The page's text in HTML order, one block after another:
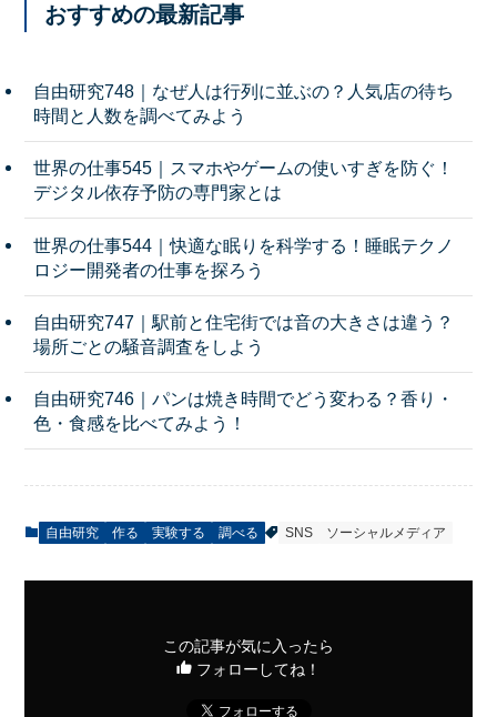
おすすめの最新記事
自由研究748｜なぜ人は行列に並ぶの？人気店の待ち
時間と人数を調べてみよう
世界の仕事545｜スマホやゲームの使いすぎを防ぐ！
デジタル依存予防の専門家とは
世界の仕事544｜快適な眠りを科学する！睡眠テクノ
ロジー開発者の仕事を探ろう
自由研究747｜駅前と住宅街では音の大きさは違う？
場所ごとの騒音調査をしよう
自由研究746｜パンは焼き時間でどう変わる？香り・
色・食感を比べてみよう！
自由研究 作る 実験する 調べる SNS ソーシャルメディア
この記事が気に入ったら
フォローしてね！